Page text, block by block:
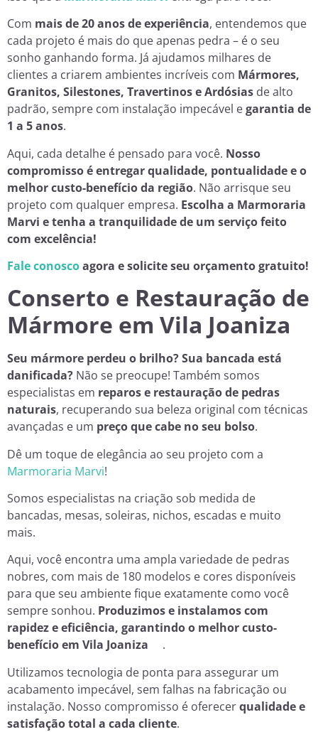
Com mais de 20 anos de experiência, entendemos que
cada projeto é mais do que apenas pedra – é o seu
sonho ganhando forma. Já ajudamos milhares de
clientes a criarem ambientes incríveis com Mármores,
Granitos, Silestones, Travertinos e Ardósias de alto
padrão, sempre com instalação impecável egarantia de
1 a 5 anos.
Aqui, cada detalhe é pensado para você. Nosso
compromisso é entregar qualidade, pontualidade e o
melhor custo-benefício da região. Não arrisque seu
projeto com qualquer empresa. Escolha a Marmoraria
Marvi e tenha a tranquilidade de um serviço feito
com excelência!
Fale conoscoagora e solicite seu orçamento gratuito!
Conserto e Restauração de
Mármore em Vila Joaniza
Seu mármore perdeu o brilho? Sua bancada está
danificada? Não se preocupe! Também somos
especialistas em reparos e restauração de pedras
naturais, recuperando sua beleza original com técnicas
avançadas e um preço que cabe no seu bolso.
Dê um toque de elegância ao seu projeto com a
Marmoraria Marvi!
Somos especialistas na criação sob medida de
bancadas, mesas, soleiras, nichos, escadas e muito
mais.
Aqui, você encontra uma ampla variedade de pedras
nobres, com mais de 180 modelos e cores disponíveis
para que seu ambiente fique exatamente como você
sempre sonhou. Produzimos e instalamos com
rapidez e eficiência, garantindo o melhor custo-
benefício em Vila Joaniza
.
Utilizamos tecnologia de ponta para assegurar um
acabamento impecável, sem falhas na fabricação ou
instalação. Nosso compromisso é oferecerqualidade e
satisfação total a cada cliente.